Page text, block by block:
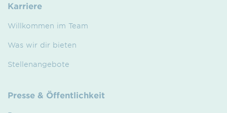
Karriere
Willkommen im Team
Was wir dir bieten
Stellenangebote
Presse & Öffentlichkeit